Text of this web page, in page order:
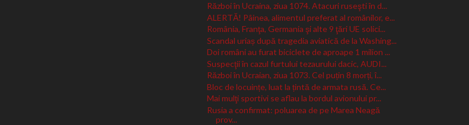
Război în Ucraina, ziua 1074. Atacuri ruseşti în d...
ALERTĂ! Pâinea, alimentul preferat al românilor, e...
România, Franţa, Germania şi alte 9 ţări UE solici...
Scandal uriaș după tragedia aviatică de la Washing...
Doi români au furat biciclete de aproape 1 milion ...
Suspecţii în cazul furtului tezaurului dacic, AUDI...
Război în Ucraian, ziua 1073. Cel puțin 8 morți, î...
Bloc de locuințe, luat la țintă de armata rusă. Ce...
Mai mulţi sportivi se aflau la bordul avionului pr...
Rusia a confirmat: poluarea de pe Marea Neagă
prov...